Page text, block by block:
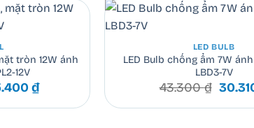
tròn 12W ánh
12V
₫Giá
tại
+
LED BULB
LED Bulb chống ẩm 7W
LBD3-7V
43.300₫ Giá
là: